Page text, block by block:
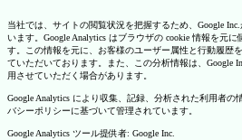
当社では、サイトの閲覧状況を把握するため、Google
います。Google Analytics はブラウザの cookie 情報を元
す。この情報を元に、お客様のユーザー属性と行動履歴
ていただいております。また、この分析情報は、Google
用させていただく場合があります。
Google Analytics により収集、記録、分析された利用者の
バシーポリシーに基づいて管理されています。
Google Analytics ツール提供者: Google Inc.